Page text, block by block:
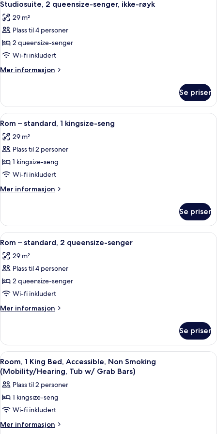
seng,
røyk
alle
bildene
av
Studiosuite,
2
queensize-
senger,
røyk
8
Studiosuite, 2 queensize-senger, ikke-røyk
29 m²
Plass til 4 personer
2 queensize-senger
Wi-fi inkludert
Mer informasjon
Mer
2
queensize-
senger,
røyk
Se priser
Åpne
alle
bildene
av
Rom
–
standard,
1
seng
Rom – standard, 1 kingsize-seng |
11
Rom – standard, 1 kingsize-seng
29 m²
Plass til 2 personer
1 kingsize-seng
Wi-fi inkludert
Mer informasjon
Mer
–
standard,
1
seng
Se priser
Åpne
alle
bildene
av
Rom
–
standard,
2
senger
Dundyner, skrivebord,
8
Rom – standard, 2 queensize-senger
29 m²
Plass til 4 personer
2 queensize-senger
Wi-fi inkludert
Mer informasjon
Mer
–
standard,
2
queensize-
senger
Se priser
Åpne
alle
bildene
av
Room,
1
King
Dundyner, skrivebord,
7
Room, 1 King Bed, Accessible, Non Smoking
(Mobility/Hearing, Tub w/ Grab Bars)
Plass til 2 personer
1 kingsize-seng
Wi-fi inkludert
Mer informasjon
Mer